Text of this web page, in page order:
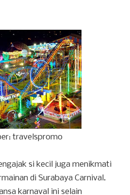
travelspromo
si kecil juga menikmati
di Surabaya Carnival.
karnaval ini selain